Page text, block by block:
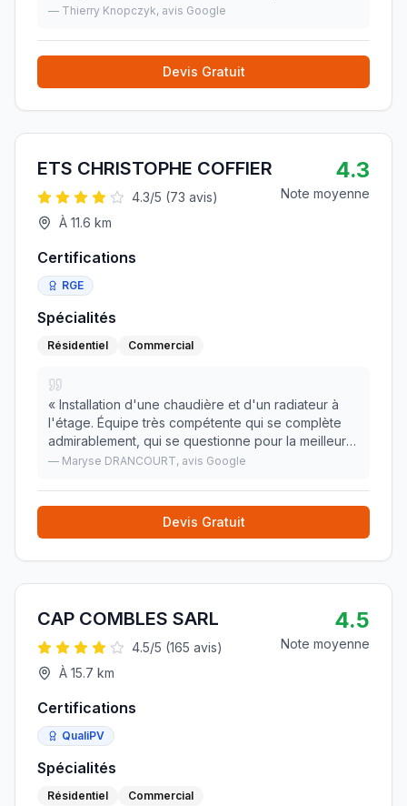
et discrets je recommande cette entreprise
— Thierry Knopczyk, avis Google
Devis Gratuit
ETS CHRISTOPHE COFFIER
4.3/5 (73 avis)
À 11.6 km
4.3
Note moyenne
Certifications
RGE
Spécialités
Résidentiel Commercial
« Installation d'une chaudière et d'un radiateur à
l'étage. Équipe très compétente qui se complète
admirablement, qui se questionne pour la meilleure
réalisation du travail. Nous vous recommandons
— Maryse DRANCOURT, avis Google
Devis Gratuit
CAP COMBLES SARL
4.5/5 (165 avis)
À 15.7 km
4.5
Note moyenne
Certifications
QualiPV
Spécialités
Résidentiel Commercial